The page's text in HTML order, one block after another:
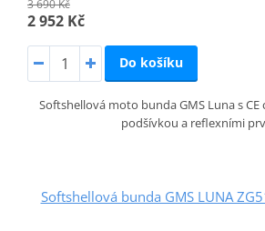
3 690 Kč
2 952 Kč
Do košíku
Softshellová moto bunda GMS Luna s
podšívkou a reflexními
Softshellová bunda GMS LUNA